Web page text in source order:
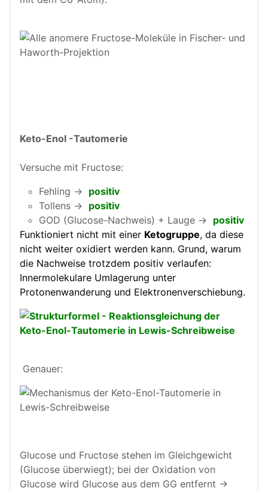
Keto-Enol -Tautomerie
Versuche mit Fructose:
Fehling → positiv
Tollens → positiv
GOD (Glucose-Nachweis) + Lauge → positiv
Funktioniert nicht mit einer Ketogruppe, da diese
nicht weiter oxidiert werden kann. Grund, warum
die Nachweise trotzdem positiv verlaufen:
Innermolekulare Umlagerung unter
Protonenwanderung und Elektronenverschiebung.
Genauer:
Glucose und Fructose stehen im Gleichgewicht
(Glucose überwiegt); bei der Oxidation von
Glucose wird Glucose aus dem GG entfernt →